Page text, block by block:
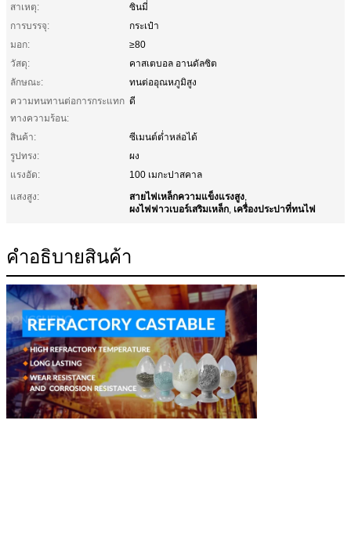
สาเหตุ:
ซินมี่
การบรรจุ:
กระเป๋า
มอก:
≥80
วัสดุ:
คาสเตบอล อานดัลซิต
ลักษณะ:
ทนต่ออุณหภูมิสูง
ความทนทานต่อการกระแทก
ทางความร้อน:
ดี
สินค้า:
ซีเมนต์ต่ำหล่อได้
รูปทรง:
ผง
แรงอัด:
100 เมกะปาสคาล
แสงสูง:
สายไฟเหล็กความแข็งแรงสูง,
ผงไฟฟาวเบอร์เสริมเหล็ก, เครื่องประปาที่ทนไฟ
คําอธิบายสินค้า